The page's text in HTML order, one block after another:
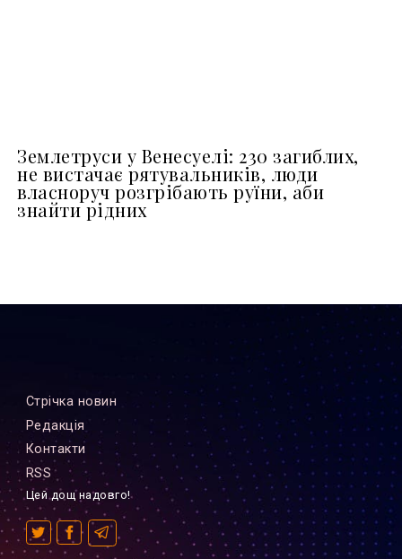
Землетруси у Венесуелі: 230 загиблих,
не вистачає рятувальників, люди
власноруч розгрібають руїни, аби
знайти рідних
Стрiчка новин
Редакцiя
Контакти
RSS
Цей дощ надовго!